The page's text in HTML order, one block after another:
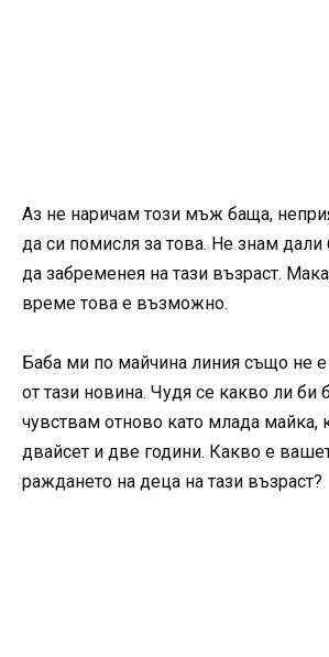
Аз не наричам този мъж баща,
да си помисля за това. Не знам
да забременея на тази възраст.
време това е възможно.
Баба ми по майчина линия също не
от тази новина. Чудя се какво ли би
чувствам отново като млада майка,
двайсет и две години. Какво е
раждането на деца на тази възраст?